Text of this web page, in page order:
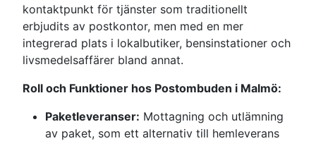
kontaktpunkt för tjänster som traditionellt
erbjudits av postkontor, men med en mer
integrerad plats i lokalbutiker, bensinstationer och
livsmedelsaffärer bland annat.
Roll och Funktioner hos Postombuden i Malmö:
Paketleveranser: Mottagning och utlämning
av paket, som ett alternativ till hemleverans